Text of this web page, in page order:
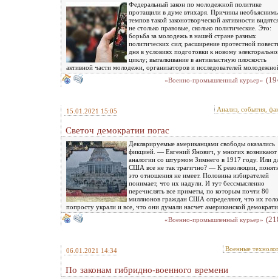
Федеральный закон по молодежной политике
протащили в думе втихаря. Причины
темпов такой законотворческой активности
не столько правовые, сколько политические. Это:
борьба за молодежь в нашей стране разных
политических сил; расширение протестной
дня в условиях подготовки к новому
циклу; выталкивание в антивластную плоскость
активной части молодежи, организаторов и исследователей
«Военно-промышленный курьер»
15.01.2021 15:05 Анализ, события,
Светоч демократии погас
Декларируемые американцами свободы оказались
фикцией. — Евгений Янович, у многих возникают
аналогии со штурмом Зимнего в 1917 году. Или
США все не так трагично? — К революции,
это отношения не имеет. Половина избирателей
понимает, что их надули. И тут бессмысленно
перечислять все приметы, по которым почти 80
миллионов граждан США определяют, что их
попросту украли и все, что они думали насчет американской
«Военно-промышленный курьер»
06.01.2021 14:34 Военные
По законам гибридно-военного времени